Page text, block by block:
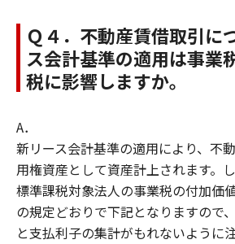
Ｑ４．不動産賃借取引に
ス会計基準の適用は事業
税に影響しますか。
A．
新リース会計基準の適用により、不
用権資産として資産計上されます。
標準課税対象法人の事業税の付加価
の規定どおりで下記となりますので
と支払利子の集計がもれないように